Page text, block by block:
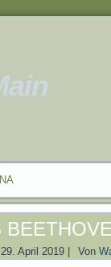
29. April 2019 Von